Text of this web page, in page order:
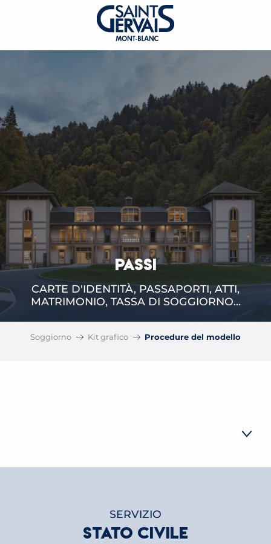
PASSI
CARTE D'IDENTITÀ, PASSAPORTI, ATTI,
MATRIMONIO, TASSA DI SOGGIORNO...
Soggiorno Kit grafico Procedure del modello
ALTRI PROCEDIMENTI DI STATO CIVILE
SERVIZIO
STATO CIVILE